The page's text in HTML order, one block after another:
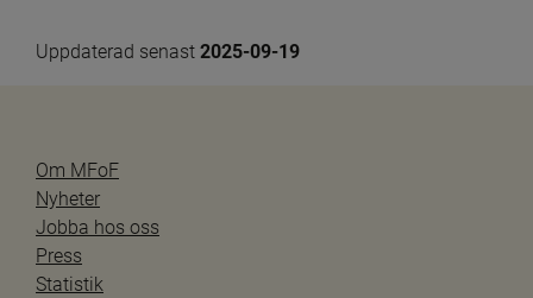
Uppdaterad senast 2025-09-19
Om MFoF
Nyheter
Jobba hos oss
Press
Statistik